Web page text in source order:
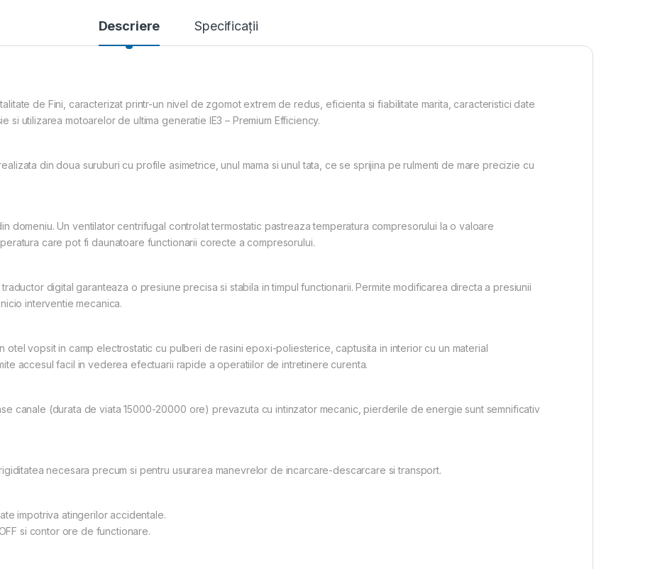
Descriere Specificații
de Fini, caracterizat printr-un nivel de zgomot extrem de redus, eficienta si fiabilitate marita, caracteristici date
si utilizarea motoarelor de ultima generatie IE3 – Premium Efficiency.
din doua suruburi cu profile asimetrice, unul mama si unul tata, ce se sprijina pe rulmenti de mare precizie cu
domeniu. Un ventilator centrifugal controlat termostatic pastreaza temperatura compresorului la o valoare
care pot fi daunatoare functionarii corecte a compresorului.
digital garanteaza o presiune precisa si stabila in timpul functionarii. Permite modificarea directa a presiunii
interventie mecanica.
otel vopsit in camp electrostatic cu pulberi de rasini epoxi-poliesterice, captusita in interior cu un material
accesul facil in vederea efectuarii rapide a operatiilor de intretinere curenta.
canale (durata de viata 15000-20000 ore) prevazuta cu intinzator mecanic, pierderile de energie sunt semnificativ
necesara precum si pentru usurarea manevrelor de incarcare-descarcare si transport.
impotriva atingerilor accidentale.
si contor ore de functionare.